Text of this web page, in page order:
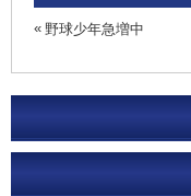
野球少年急増中